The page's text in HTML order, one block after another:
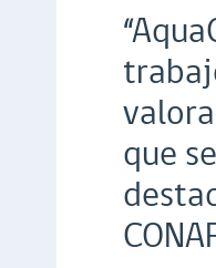
que